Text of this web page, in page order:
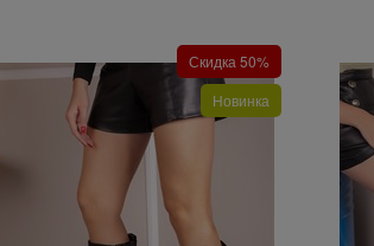
Скидка 50%
Новинка